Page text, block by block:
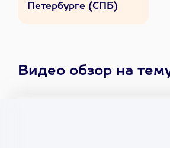
Петербурге (СПБ)
Видео обзор на